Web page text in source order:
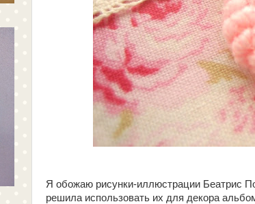
Я обожаю рисунки-иллюстрации Беатрис
решила использовать их для декора